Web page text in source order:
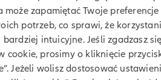
może zapamiętać Twoje
potrzeb, co sprawi, że
bardziej intuicyjne. Jeśli zgadzasz
cookie, prosimy o kliknięcie
Jeżeli wolisz dostosować